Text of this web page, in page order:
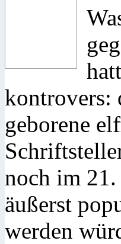
kontrovers:
geborene
noch im 21.
äußerst
werden